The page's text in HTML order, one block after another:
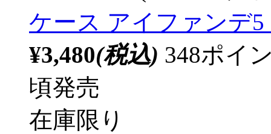
ケース アイファンデ
¥3,480(税込) 348ポイ
頃発売
在庫限り